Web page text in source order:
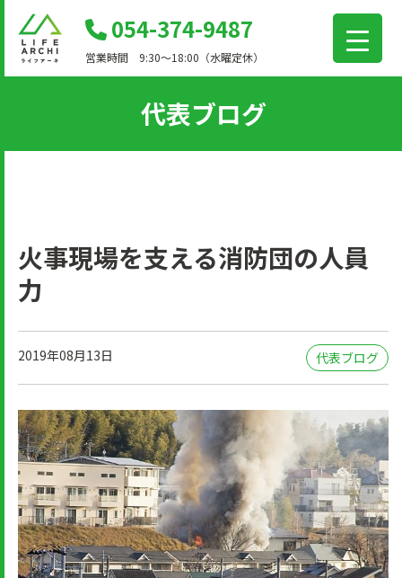
054-374-9487
営業時間 9:30～18:00（水曜定休）
代表ブログ
火事現場を支える消防団の人員
力
2019年08月13日 代表ブログ